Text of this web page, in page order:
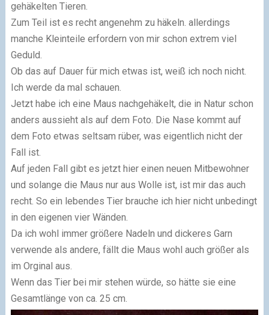
gehäkelten Tieren.
Zum Teil ist es recht angenehm zu häkeln. allerdings
manche Kleinteile erfordern von mir schon extrem viel
Geduld.
Ob das auf Dauer für mich etwas ist, weiß ich noch nicht.
Ich werde da mal schauen.
Jetzt habe ich eine Maus nachgehäkelt, die in Natur schon
anders aussieht als auf dem Foto. Die Nase kommt auf
dem Foto etwas seltsam rüber, was eigentlich nicht der
Fall ist.
Auf jeden Fall gibt es jetzt hier einen neuen Mitbewohner
und solange die Maus nur aus Wolle ist, ist mir das auch
recht. So ein lebendes Tier brauche ich hier nicht unbedingt
in den eigenen vier Wänden.
Da ich wohl immer größere Nadeln und dickeres Garn
verwende als andere, fällt die Maus wohl auch größer als
im Orginal aus.
Wenn das Tier bei mir stehen würde, so hätte sie eine
Gesamtlänge von ca. 25 cm.